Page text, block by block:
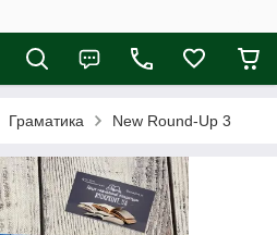
Граматика New Round-Up 3